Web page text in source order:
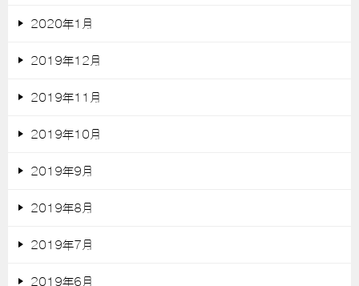
2020年1月
2019年12月
2019年11月
2019年10月
2019年9月
2019年8月
2019年7月
2019年6月